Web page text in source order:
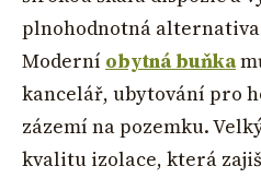
plnohodnotná
Moderní obytná buňka
kancelář, ubytování pro
zázemí na pozemku.
kvalitu izolace, která